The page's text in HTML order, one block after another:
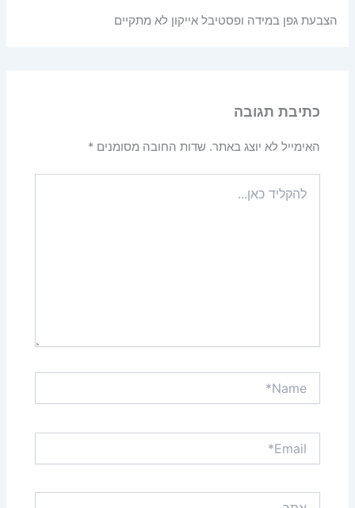
הצבעת גפן במידה ופסטיבל אייקון לא מתקיים
כתיבת תגובה
האימייל לא יוצג באתר. שדות החובה מסומנים*
כאן...